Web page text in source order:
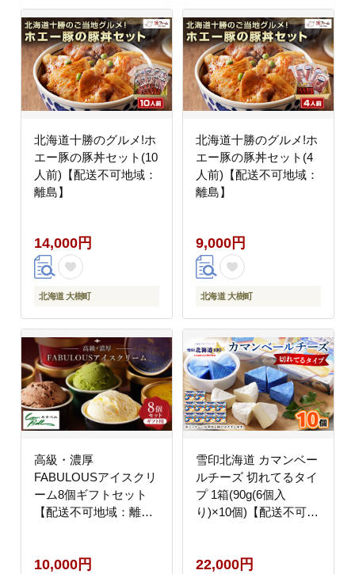
北海道十勝のグルメ!ホ
エー豚の豚丼セット(10
人前)【配送不可地域：
離島】
14,000円
北海道 大樹町
北海道十勝のグルメ!ホ
エー豚の豚丼セット(4
人前)【配送不可地域：
離島】
9,000円
北海道 大樹町
高級・濃厚
FABULOUSアイスクリ
ーム8個ギフトセット
【配送不可地域：離
10,000円
雪印北海道 カマンベー
ルチーズ 切れてるタイ
プ 1箱(90g(6個入
り)×10個)【配送不可地
22,000円